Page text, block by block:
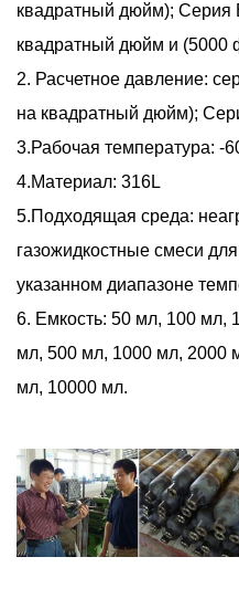
квадратный дюйм); Серия
квадратный дюйм и (5000
2. Расчетное давление:
на квадратный дюйм);
3.Рабочая температура: -
4.Материал: 316L
5.Подходящая среда:
газожидкостные смеси
указанном диапазоне
6. Емкость: 50 мл, 100 мл,
мл, 500 мл, 1000 мл, 2000
мл, 10000 мл.